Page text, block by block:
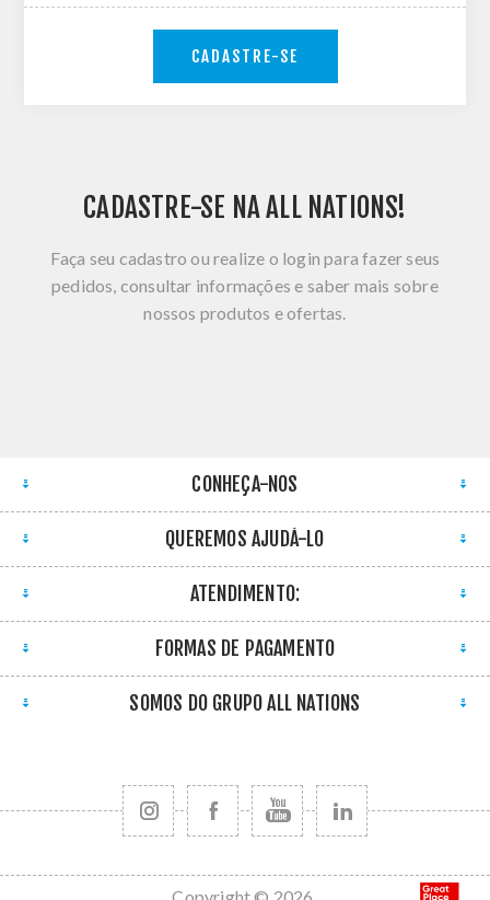
CADASTRE-SE
CADASTRE-SE NA ALL NATIONS!
Faça seu cadastro ou realize o login para fazer seus
pedidos, consultar informações e saber mais sobre
nossos produtos e ofertas.
CONHEÇA-NOS
QUEREMOS AJUDÁ-LO
ATENDIMENTO:
FORMAS DE PAGAMENTO
SOMOS DO GRUPO ALL NATIONS